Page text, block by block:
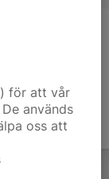
för att vår
används
oss att